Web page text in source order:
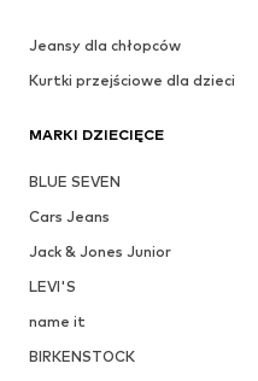
Jeansy dla chłopców
Kurtki przejściowe dla dzieci
MARKI DZIECIĘCE
BLUE SEVEN
Cars Jeans
Jack & Jones Junior
LEVI'S
name it
BIRKENSTOCK